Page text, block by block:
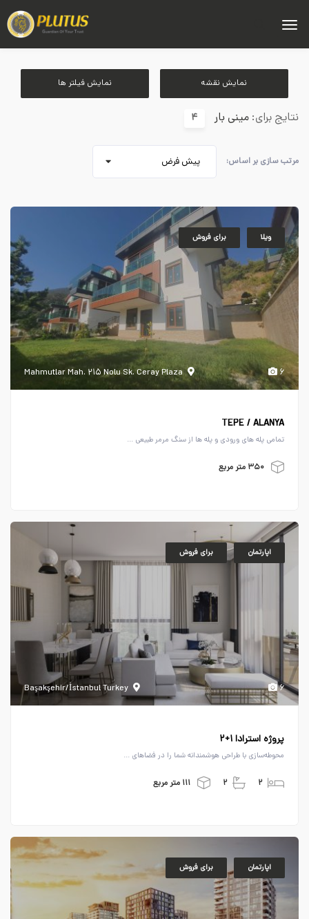
نمایش فیلتر ها نمایش نقشه
نتایج برای: مینی بار 4
مرتب سازی بر اساس: پیش فرض
Mahmutlar Mah. ۲۱۵ Nolu Sk. Ceray Plaza
برای فروش ویلا
۶
TEPE / ALANYA
تمامی پله های ورودی و پله ها از سنگ مرمر طبیعی ...
Başakşehir/İstanbul Turkey
برای فروش اپارتمان
۶
پروژه استرادا ۱+۲
محوطه‌سازی با طراحی هوشمندانه شما را در فضاهای ...
۲ ۲
برای فروش اپارتمان